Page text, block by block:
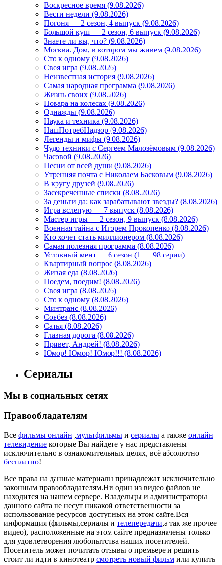
Воскресное время (9.08.2026)
Вести недели (9.08.2026)
Погоня — 2 сезон, 4 выпуск (9.08.2026)
Большой куш — 2 сезон, 6 выпуск (9.08.2026)
Знаете ли вы, что? (9.08.2026)
Mосква. Дом, в котором мы живем (9.08.2026)
Сто к одному (9.08.2026)
Своя игра (9.08.2026)
Неизвестная история (9.08.2026)
Самая народная программа (9.08.2026)
Жизнь своих (9.08.2026)
Повара на колесах (9.08.2026)
Однажды (9.08.2026)
Наука и техника (9.08.2026)
НашПотребНадзор (9.08.2026)
Легенды и мифы (9.08.2026)
Чудо техники с Сергеем Малозёмовым (9.08.2026)
Часовой (9.08.2026)
Песни от всей души (9.08.2026)
Утренняя почта с Николаем Басковым (9.08.2026)
В кругу друзей (9.08.2026)
Засекреченные списки (8.08.2026)
За деньги да: как зарабатывают звезды? (8.08.2026)
Игра вслепую — 7 выпуск (8.08.2026)
Мастер игры — 2 сезон, 9 выпуск (8.08.2026)
Военная тайна с Игорем Прокопенко (8.08.2026)
Кто хочет стать миллионером (8.08.2026)
Самая полезная программа (8.08.2026)
Условный мент — 6 сезон (1 — 98 серии)
Квартирный вопрос (8.08.2026)
Живая еда (8.08.2026)
Поедем, поедим! (8.08.2026)
Своя игра (8.08.2026)
Сто к одному (8.08.2026)
Минтранс (8.08.2026)
Совбез (8.08.2026)
Сатья (8.08.2026)
Главная дорога (8.08.2026)
Привет, Андрей! (8.08.2026)
Юмор! Юмор! Юмор!!! (8.08.2026)
Сериалы
Мы в социальных сетях
Правообладателям
Все фильмы онлайн ,мультфильмы и сериалы а также онлайн
телевидение которые Вы найдете у нас представлены
исключительно в ознакомительных целях, всё абсолютно
бесплатно!
Все права на данные материалы принадлежат исключительно
законным правообладателям.Ни один из видео файлов не
находится на нашем сервере. Владельцы и администраторы
данного сайта не несут никакой ответственности за
использование ресурсов доступных на этом сайте.Вся
информация (фильмы,сериалы и телепередачи,а так же прочее
видео), расположенные на этом сайте предназначены только
для удовлетворения любопытства наших посетителей.
Посетитель может почитать отзывы о премьере и решить
стоит ли идти в кинотеатр смотреть новый фильм или купить